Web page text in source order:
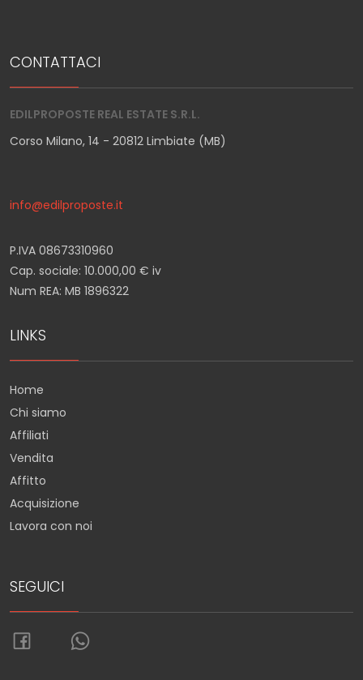
CONTATTACI
EDILPROPOSTE REAL ESTATE S.R.L.
Corso Milano, 14 - 20812 Limbiate (MB)
info@edilproposte.it
P.IVA 08673310960
Cap. sociale: 10.000,00 € iv
Num REA: MB 1896322
LINKS
Home
Chi siamo
Affiliati
Vendita
Affitto
Acquisizione
Lavora con noi
SEGUICI